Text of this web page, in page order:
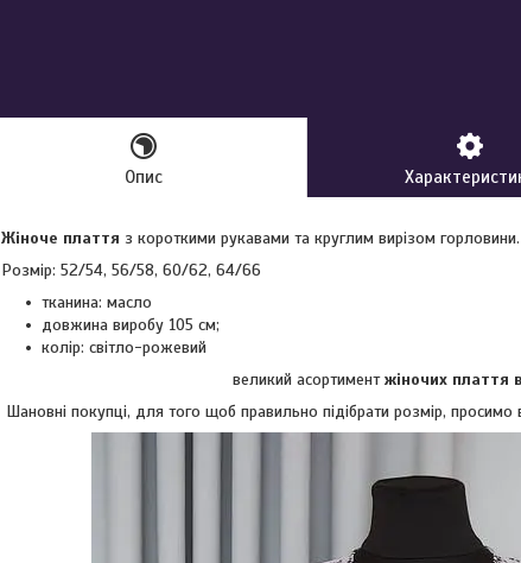
Опис
Жіноче плаття з короткими рукавами та круглим вирізом
Розмір: 52/54, 56/58, 60/62, 64/66
тканина: масло
довжина виробу 105 см;
колір: світло-рожевий
великий асортиментжіночих плаття
Шановні покупці, для того щоб правильно підібрати розмір, просимо